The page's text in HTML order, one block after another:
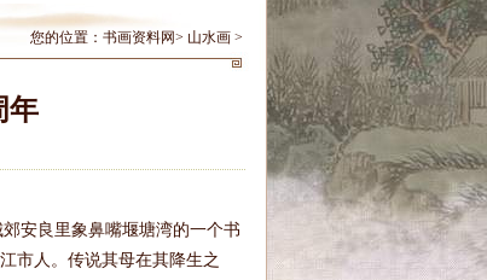
您的位置： 书画资料网> 山水画 >
年
安良里象鼻嘴堰塘湾的一个书
市人。传说其母在其降生之